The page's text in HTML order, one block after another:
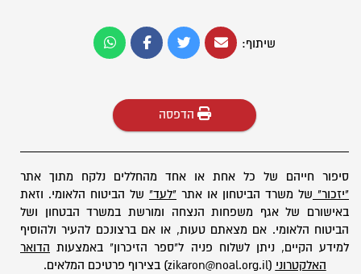
שיתוף:
הדפסה
סיפור חייהם של כל אחת או אחד מהחללים נלקח מתוך אתר
"יזכור" של משרד הביטחון או אתר "לעד" של הביטוח הלאומי. וזאת
באישורם של אגף משפחות הנצחה ומורשת במשרד הבטחון ושל
הביטוח הלאומי. אם מצאתם טעות, או אם ברצונכם להעיר ולהוסיף
למידע הקיים, ניתן לשלוח פניה ל"ספר הזיכרון" באמצעות הדואר
האלקטרוני (zikaron@noal.org.il) בצירוף פרטיכם המלאים.